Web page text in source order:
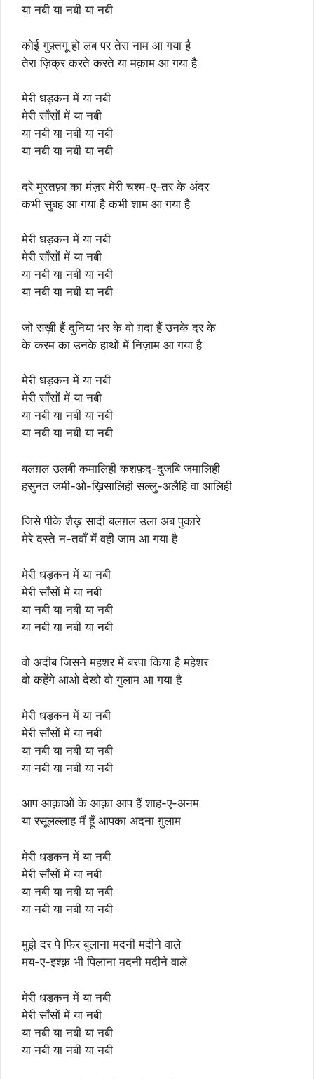
या नबी या नबी या नबी
कोई गुफ़्तगू हो लब पर तेरा नाम आ गया है
तेरा ज़िक्र करते करते या मक़ाम आ गया है
मेरी धड़कन में या नबी
मेरी साँसों में या नबी
या नबी या नबी या नबी
या नबी या नबी या नबी
दरे मुस्तफ़ा का मंज़र मेरी चश्म-ए-तर के अंदर
कभी सुबह आ गया है कभी शाम आ गया है
मेरी धड़कन में या नबी
मेरी साँसों में या नबी
या नबी या नबी या नबी
या नबी या नबी या नबी
जो सख़ी हैं दुनिया भर के वो ग़दा हैं उनके दर के
के करम का उनके हाथों में निज़ाम आ गया है
मेरी धड़कन में या नबी
मेरी साँसों में या नबी
या नबी या नबी या नबी
या नबी या नबी या नबी
बलग़ल उलबी कमालिही कशफ़द-दुजबि जमालिही
हसुनत जमी-ओ-ख़िसालिही सल्लु-अलैहि वा आलिही
जिसे पीके शैख़ सादी बलग़ल उला अब पुकारे
मेरे दस्ते न-तवाँ में वही जाम आ गया है
मेरी धड़कन में या नबी
मेरी साँसों में या नबी
या नबी या नबी या नबी
या नबी या नबी या नबी
वो अदीब जिसने महशर में बरपा किया है महेशर
वो कहेंगे आओ देखो वो ग़ुलाम आ गया है
मेरी धड़कन में या नबी
मेरी साँसों में या नबी
या नबी या नबी या नबी
या नबी या नबी या नबी
आप आक़ाओं के आक़ा आप हैं शाह-ए-अनम
या रसूलल्लाह मैं हूँ आपका अदना ग़ुलाम
मेरी धड़कन में या नबी
मेरी साँसों में या नबी
या नबी या नबी या नबी
या नबी या नबी या नबी
मुझे दर पे फिर बुलाना मदनी मदीने वाले
मय-ए-इश्क़ भी पिलाना मदनी मदीने वाले
मेरी धड़कन में या नबी
मेरी साँसों में या नबी
या नबी या नबी या नबी
या नबी या नबी या नबी